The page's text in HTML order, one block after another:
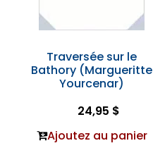
Traversée sur le
Bathory (Margueritte
Yourcenar)
24,95 $
Ajoutez au panier